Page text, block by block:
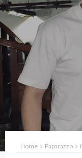
Home Paparazzo